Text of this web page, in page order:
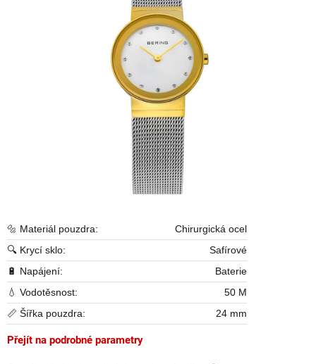
🔩 Materiál pouzdra:
Chirurgická ocel
🔍 Krycí sklo:
Safírové
🔋 Napájení:
Baterie
💧 Vodotěsnost:
50 M
📏 Šířka pouzdra:
24 mm
Přejít na podrobné parametry